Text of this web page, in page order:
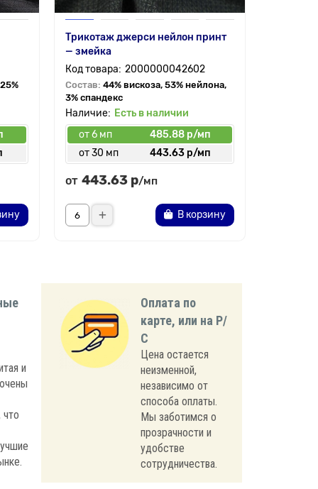
Трикотаж джерси нейлон принт
— змейка
2000000042602
Состав: 44% вискоза, 53% нейлона,
3% спандекс
Есть в наличии
от 6 мп
485.88 р/мп
от 30 мп
443.63 р/мп
от 443.63 р/мп
В корзину
и
что
Оплата по
карте, или на Р/
С
Цена остается
неизменной,
независимо от
способа оплаты.
Мы заботимся о
прозрачности и
удобстве
сотрудничества.